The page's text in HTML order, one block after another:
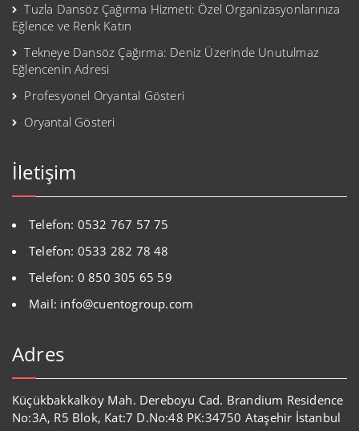
Tuzla Dansöz Çağırma Hizmeti: Özel Organizasyonlarınıza
Eğlence ve Renk Katın
Tekneye Dansöz Çağırma: Deniz Üzerinde Unutulmaz
Eğlencenin Adresi
Profesyonel Oryantal Gösteri
Oryantal Gösteri
İletişim
Telefon: 0532 767 57 75
Telefon: 0533 282 78 48
Telefon: 0 850 305 65 59
Mail: info@cuentogroup.com
Adres
Küçükbakkalköy Mah. Dereboyu Cad. Brandium Residence
No:3A, R5 Blok, Kat:7 D.No:48 PK:34750 Ataşehir İstanbul